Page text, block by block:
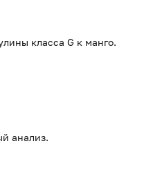
класса G к манго.
анализ.